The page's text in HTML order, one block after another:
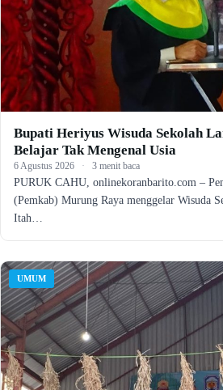
Bupati Heriyus Wisuda Sekolah
Belajar Tak Mengenal Usia
6 Agustus 2026 · 3 menit baca
PURUK CAHU, onlinekoranbarito.com –
(Pemkab) Murung Raya menggelar Wisuda
Itah…
UMUM